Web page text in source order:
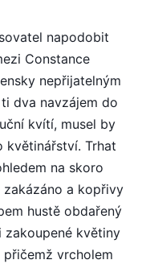
napodobit
Constance
nepřijatelným
dva navzájem do
kvítí, musel by
květinářství. Trhat
na skoro
a kopřivy
hustě obdařený
zakoupené květiny
vrcholem